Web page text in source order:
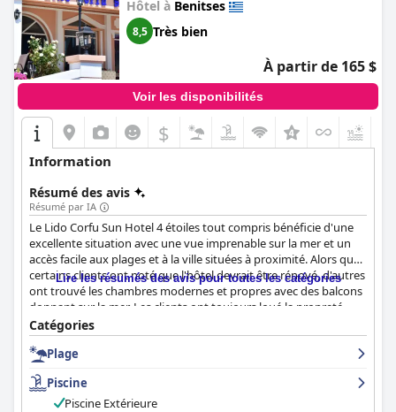
Hôtel à Benitses
8,5 Très bien
À partir de 165 $
Voir les disponibilités
$
Information
Résumé des avis
Résumé par IA
Le Lido Corfu Sun Hotel 4 étoiles tout compris bénéficie d'une
excellente situation avec une vue imprenable sur la mer et un
accès facile aux plages et à la ville situées à proximité. Alors que
certains clients ont noté que l'hôtel devrait être rénové, d'autres
ont trouvé les chambres modernes et propres avec des balcons
donnant sur la mer. Les clients ont toujours loué la propreté
irréprochable de l'hôtel et le caractère amical et serviable du
personnel. La formule tout compris propose des repas de
bonne qualité et des boissons non alcoolisées à volonté, ce qui
rend les vacances agréables. Bien que certains clients aient noté
des inconvénients tels que des salles de bains trop petites et des
restrictions sur les cocktails et les en-cas, le sentiment général
Lire les résumés des avis pour toutes les catégories
Catégories
Plage
Piscine
Piscine Extérieure